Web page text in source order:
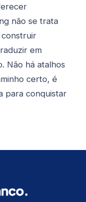
não se trata
em
Não há atalhos
certo, é
para conquistar